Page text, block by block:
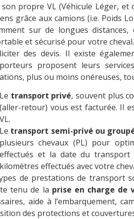
propre VL (Véhicule Léger,
grâce aux camions (i.e. Poids
sur de longues
et sécurisé pour votre
des devis. Il existe
proposent leurs
plus ou moins onéreuses,
Le transport privé, souvent plus
(aller-retour) vous est facturée. Il
VL.
Le transport semi-privé ou
plusieurs chevaux (PL) pour
effectués et la date du
kilomètres effectués avec votre
de prestations de transport
tenu de la prise en charge de
aide à l’embarquement,
des protections et